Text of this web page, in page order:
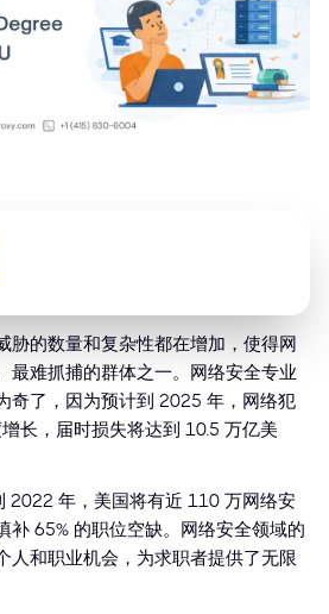
胁的数量和复杂性都在增加，使得网
最难抓捕的群体之一。网络安全专业
奇了，因为预计到 2025 年，网络犯
长，届时损失将达到 10.5 万亿美
2022 年，美国将有近 110 万网络安
补 65% 的职位空缺。网络安全领域的
人和职业机会，为求职者提供了无限